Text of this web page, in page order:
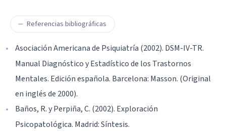
Referencias bibliográficas
Asociación Americana de Psiquiatría (2002). DSM-IV-TR.
Manual Diagnóstico y Estadístico de los Trastornos
Mentales. Edición española. Barcelona: Masson. (Original
en inglés de 2000).
Baños, R. y Perpiña, C. (2002). Exploración
Psicopatológica. Madrid: Síntesis.